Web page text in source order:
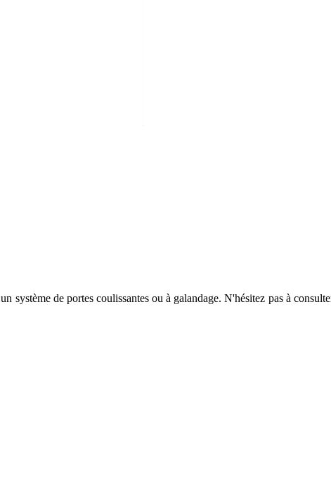
de portes coulissantes ou à galandage. N'hésitez pas à